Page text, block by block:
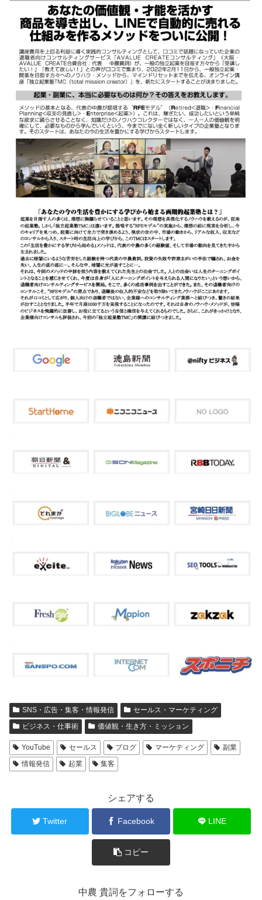
SNS・広告・集客・情報発信
セールス・マーケティング
ビジネス・仕事術
価値観・生き方・ミッション
YouTube セールス ブログ マーケティング
副業
情報発信
起業 集客
シェアする
Twitter Facebook LINE
コピー
中農 貴詞をフォローする